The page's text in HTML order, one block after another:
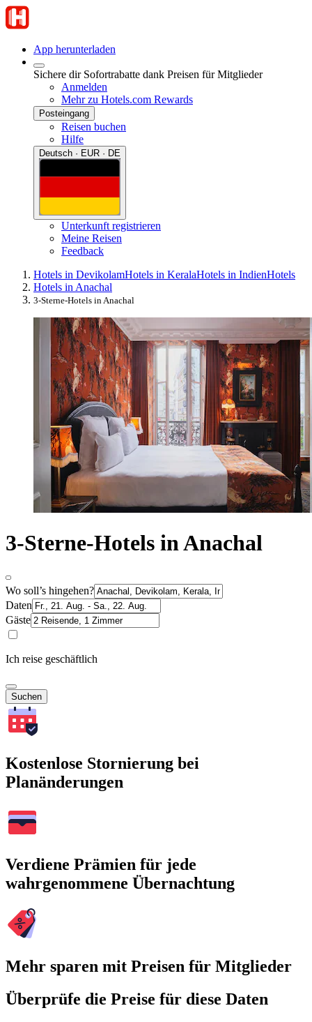
App herunterladen
Sichere dir Sofortrabatte dank Preisen für Mitglieder
Anmelden
Mehr zu Hotels.com Rewards
Posteingang
Reisen buchen
Hilfe
Deutsch · EUR · DE
Unterkunft registrieren
Meine Reisen
Feedback
Hotels in DevikolamHotels in KeralaHotels in IndienHotels
Hotels in Anachal
3-Sterne-Hotels in Anachal
3-Sterne-Hotels in Anachal
Wo soll’s hingehen?
Daten
Gäste
Ich reise geschäftlich
Suchen
Kostenlose Stornierung bei
Planänderungen
Verdiene Prämien für jede
wahrgenommene Übernachtung
Mehr sparen mit Preisen für Mitglieder
Überprüfe die Preise für diese Daten